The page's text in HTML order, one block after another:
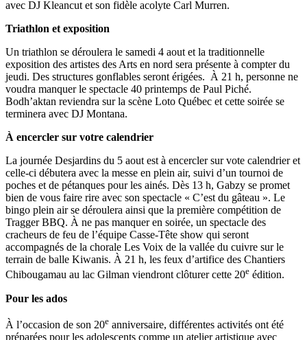
avec DJ Kleancut et son fidèle acolyte Carl Murren.
Triathlon et exposition
Un triathlon se déroulera le samedi 4 aout et la traditionnelle
exposition des artistes des Arts en nord sera présente à compter du
jeudi. Des structures gonflables seront érigées. À 21 h, personne ne
voudra manquer le spectacle 40 printemps de Paul Piché.
Bodh’aktan reviendra sur la scène Loto Québec et cette soirée se
terminera avec DJ Montana.
À encercler sur votre calendrier
La journée Desjardins du 5 aout est à encercler sur vote calendrier et
celle-ci débutera avec la messe en plein air, suivi d’un tournoi de
poches et de pétanques pour les ainés. Dès 13 h, Gabzy se promet
bien de vous faire rire avec son spectacle « C’est du gâteau ». Le
bingo plein air se déroulera ainsi que la première compétition de
Tragger BBQ. À ne pas manquer en soirée, un spectacle des
cracheurs de feu de l’équipe Casse-Tête show qui seront
accompagnés de la chorale Les Voix de la vallée du cuivre sur le
terrain de balle Kiwanis. À 21 h, les feux d’artifice des Chantiers
Chibougamau au lac Gilman viendront clôturer cette 20e édition.
Pour les ados
À l’occasion de son 20e anniversaire, différentes activités ont été
préparées pour les adolescents comme un atelier artistique avec